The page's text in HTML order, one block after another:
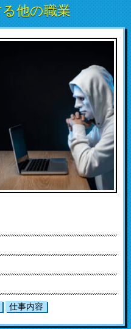
他の職業
仕事内容